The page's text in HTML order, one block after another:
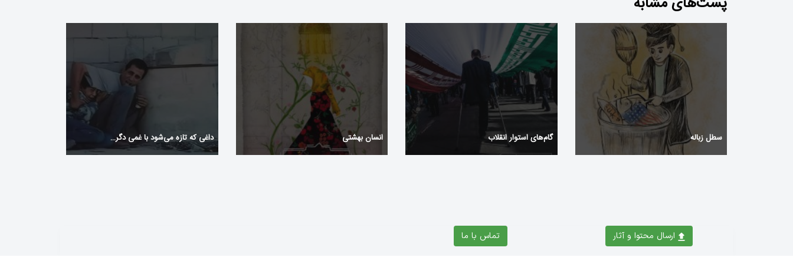
سطل زباله گام‌های استوار انقلاب انسان بهشتی داغی که تازه می‌شود با غمی دگر…
ارسال محتوا و آثار تماس با ما